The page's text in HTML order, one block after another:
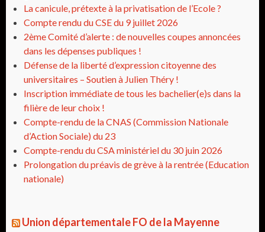
La canicule, prétexte à la privatisation de l’Ecole ?
Compte rendu du CSE du 9 juillet 2026
2ème Comité d’alerte : de nouvelles coupes annoncées
dans les dépenses publiques !
Défense de la liberté d’expression citoyenne des
universitaires – Soutien à Julien Théry !
Inscription immédiate de tous les bachelier(e)s dans la
filière de leur choix !
Compte-rendu de la CNAS (Commission Nationale
d’Action Sociale) du 23
Compte-rendu du CSA ministériel du 30 juin 2026
Prolongation du préavis de grève à la rentrée (Education
nationale)
Union départementale FO de la Mayenne